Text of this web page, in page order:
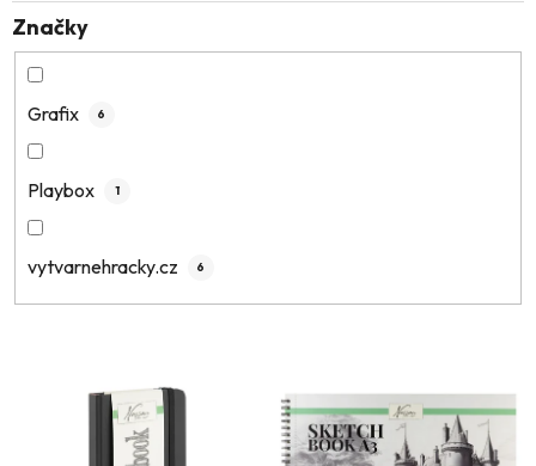
Značky
Grafix 6
Playbox 1
vytvarnehracky.cz 6